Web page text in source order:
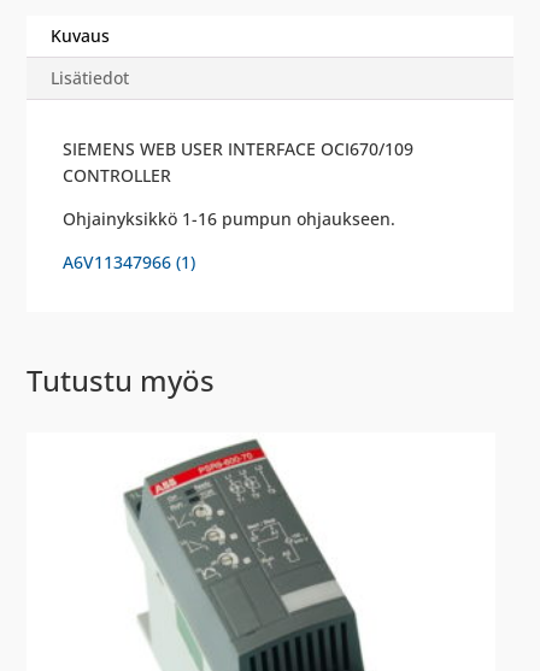
Kuvaus
Lisätiedot
SIEMENS WEB USER INTERFACE OCI670/109
CONTROLLER
Ohjainyksikkö 1-16 pumpun ohjaukseen.
A6V11347966 (1)
Tutustu myös